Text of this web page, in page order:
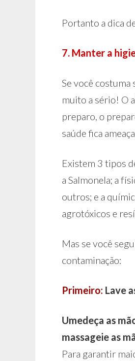
Portanto a dica
7. Manter a
Se você costuma
muito a sério! O
preparo, o
saúde fica
Existem 3 tipos
a Salmonela; a
outros; e a
agrotóxicos e
Mas se você
contaminação:
Primeiro: Lave
Umedeça as
massageie as
Para garantir